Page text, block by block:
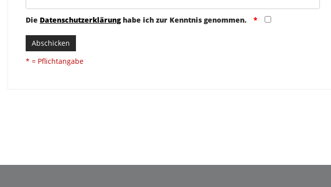
Die Datenschutzerklärunghabe ich zur Kenntnis genommen.
Abschicken
* = Pflichtangabe